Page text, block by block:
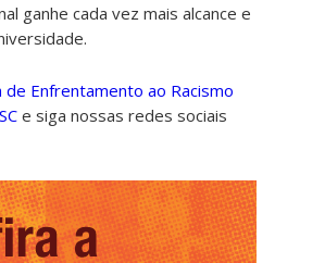
ganhe cada vez mais alcance e
de Enfrentamento ao Racismo
e siga nossas redes sociais